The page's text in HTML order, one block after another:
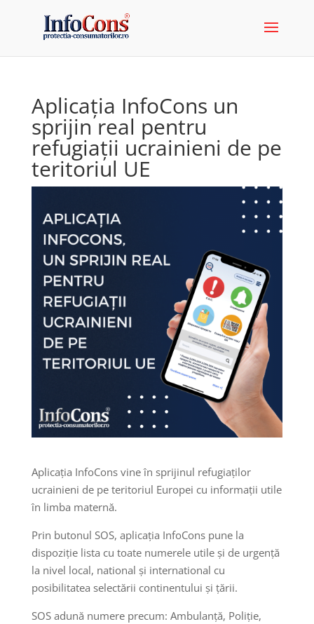
Aplicația InfoCons un
sprijin real pentru
refugiații ucrainieni de pe
teritoriul UE
Aplicația InfoCons vine în sprijinul refugiaților
ucrainieni de pe teritoriul Europei cu informații utile
în limba maternă.
Prin butonul SOS, aplicația InfoCons pune la
dispoziție lista cu toate numerele utile și de urgență
la nivel local, national și international cu
posibilitatea selectării continentului și țării.
SOS adună numere precum: Ambulanță, Poliție,